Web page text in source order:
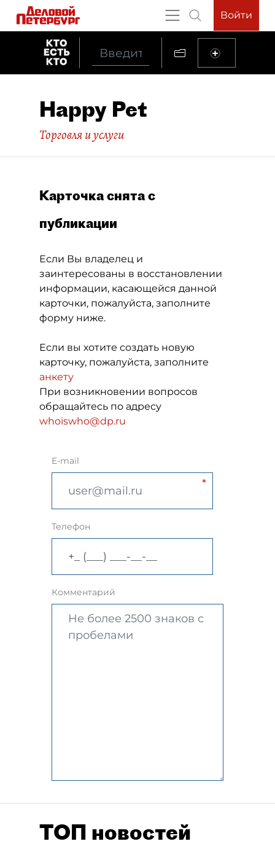
Войти
Happy Pet
Торговля и услуги
Карточка снята с
публикации
Если Вы владелец и
заинтересованы в восстановлении
информации, касающейся данной
карточки, пожалуйста, заполните
форму ниже.
Если вы хотите создать новую
карточку, пожалуйста, заполните
анкету
При возникновении вопросов
обращайтесь по адресу
whoiswho@dp.ru
E-mail
Телефон
Комментарий
ТОП новостей